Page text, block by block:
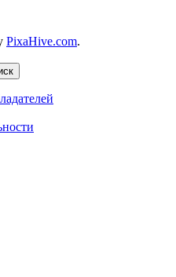
PixaHive.com.